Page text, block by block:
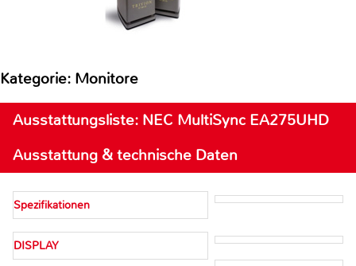
Kategorie: Monitore
Ausstattungsliste: NEC MultiSync EA275UHD
Ausstattung & technische Daten
Spezifikationen
DISPLAY